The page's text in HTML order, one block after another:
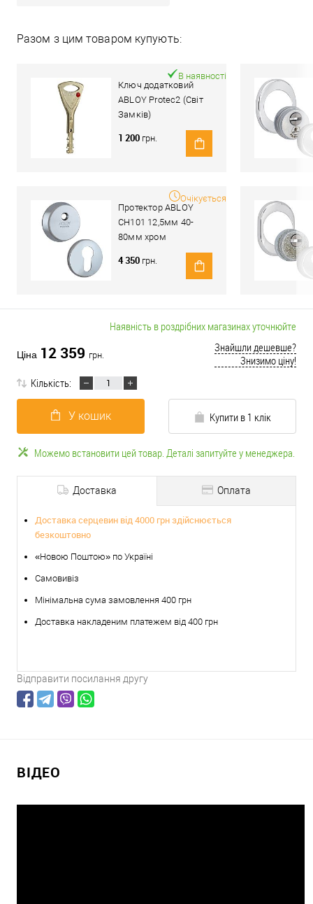
Разом з цим товаром купують:
Ключ додатковий
ABLOY Protec2 (Світ
Замків)
В наявності
1 200 грн.
Протектор ABLOY
CH101 12,5мм 40-
80мм хром
Очікується
4 350 грн.
Наявність в роздрібних магазинах уточнюйте
Ціна 12 359 грн.
Знайшли дешевше?
Знизимо ціну!
Кількість:
У кошик Купити в 1 клік
Можемо встановити цей товар. Деталі запитуйте у менеджера.
Доставка Оплата
Доставка серцевин від 4000 грн здійснюється
безкоштовно
«Новою Поштою» по Україні
Самовивіз
Мінімальна сума замовлення 400 грн
Доставка накладеним платежем від 400 грн
Відправити посилання другу
ВІДЕО